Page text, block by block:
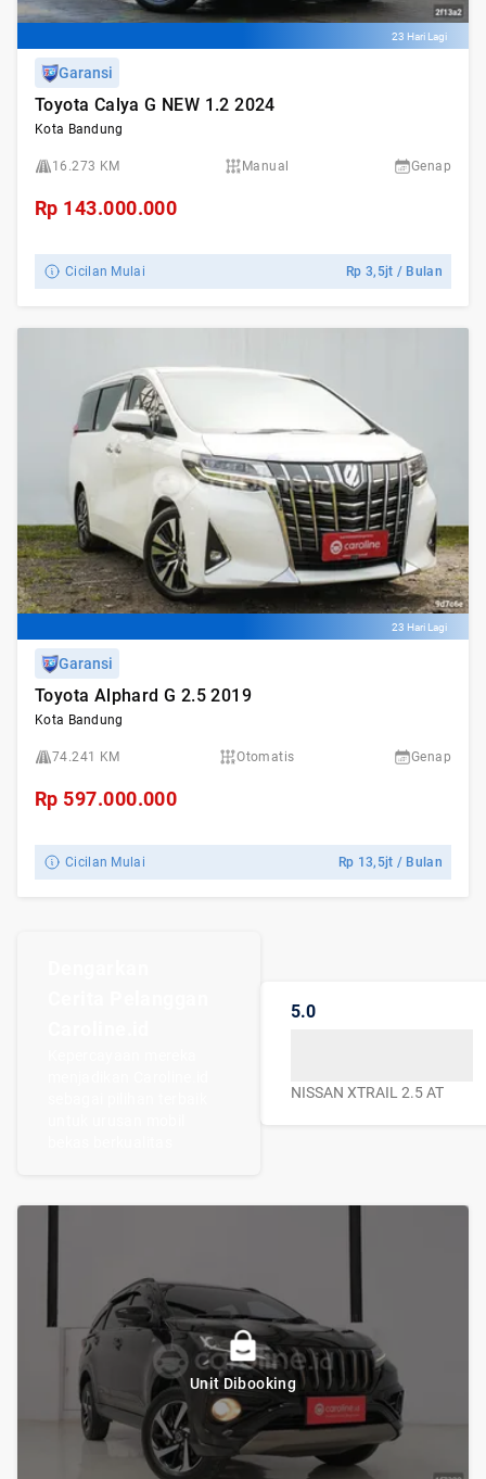
23 Hari Lagi
Garansi
Toyota Calya G NEW 1.2 2024
Kota Bandung
16.273 KM Manual Genap
Rp 143.000.000
Cicilan Mulai Rp3,5jt / Bulan
23 Hari Lagi
Garansi
Toyota Alphard G 2.5 2019
Kota Bandung
74.241 KM Otomatis Genap
Rp 597.000.000
Cicilan Mulai Rp 13,5jt / Bulan
5.0
NISSAN XTRAIL 2.5 AT
Unit Dibooking